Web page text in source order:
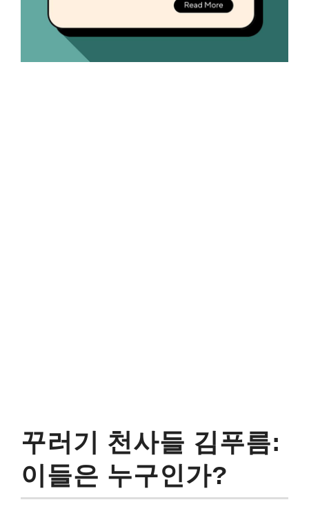
꾸러기 천사들 김푸름:
이들은 누구인가?